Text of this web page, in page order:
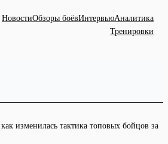
НовостиОбзоры боёвИнтервьюАналитика
Тренировки
изменилась тактика топовых бойцов за